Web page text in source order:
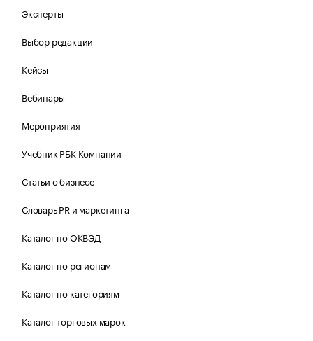
Эксперты
Выбор редакции
Кейсы
Вебинары
Мероприятия
Учебник РБК Компании
Статьи о бизнесе
Словарь PR и маркетинга
Каталог по ОКВЭД
Каталог по регионам
Каталог по категориям
Каталог торговых марок